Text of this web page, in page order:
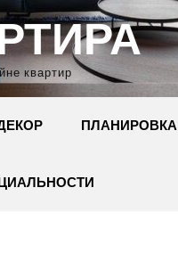
квартир
ПЛАНИРОВКА